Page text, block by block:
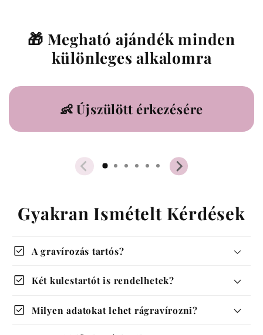
2.390 Ft
1.390 Ft
1.790 Ft
🎁 Megható ajándék minden
különleges alkalomra
👶 Újszülött érkezésére
Gyakran Ismételt Kérdések
check_box A gravírozás tartós?
check_box Két kulcstartót is rendelhetek?
check_box Milyen adatokat lehet rágravírozni?